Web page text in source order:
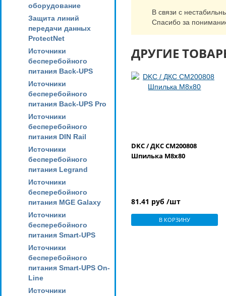
оборудование
Защита линий
передачи данных
ProtectNet
Источники
бесперебойного
питания Back-UPS
Источники
бесперебойного
питания Back-UPS Pro
Источники
бесперебойного
питания DIN Rail
Источники
бесперебойного
питания Legrand
Источники
бесперебойного
питания MGE Galaxy
Источники
бесперебойного
питания Smart-UPS
Источники
бесперебойного
питания Smart-UPS On-
Line
Источники
В связи с
Спасибо за
ДРУГИЕ
DKC / ДКС CM200808
Шпилька М8х80
81.41 руб /шт
В КОРЗИНУ